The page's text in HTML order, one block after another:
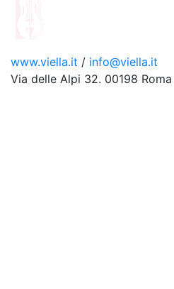
www.viella.it / info@viella.it
Via delle Alpi 32. 00198 Roma